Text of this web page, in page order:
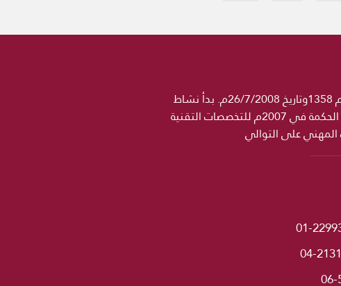
جامعة الحكمة مؤسسة تعليمية خاصة مرخصة رسميا من وزارة التعليم العالي والبحث العلمي برقم 1358وتاريخ 26/7/2008م. بدأ نشاط
مؤسسة الحكمة التعليمية في 2004 باسم معهد الجامعة للتخصصات الطبية ثم اضيف اسم كلية الحكمة في 2007م للتخصصات التقنية
المهني على التوالي
01-
04-